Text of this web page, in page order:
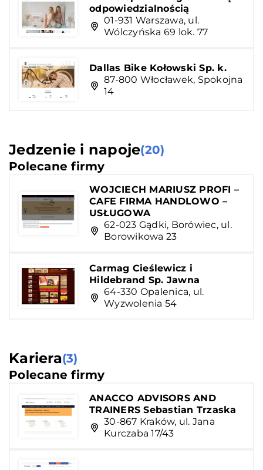
odpowiedzialnością
01-931 Warszawa, ul.
Wólczyńska 69 lok. 77
Dallas Bike Kołowski Sp. k.
87-800 Włocławek, Spokojna
14
Jedzenie i napoje(20)
Polecane firmy
WOJCIECH MARIUSZ PROFI –
CAFE FIRMA HANDLOWO –
USŁUGOWA
62-023 Gądki, Borówiec, ul.
Borowikowa 23
Carmag Cieślewicz i
Hildebrand Sp. Jawna
64-330 Opalenica, ul.
Wyzwolenia 54
Kariera(3)
Polecane firmy
ANACCO ADVISORS AND
TRAINERS Sebastian Trzaska
30-867 Kraków, ul. Jana
Kurczaba 17/43